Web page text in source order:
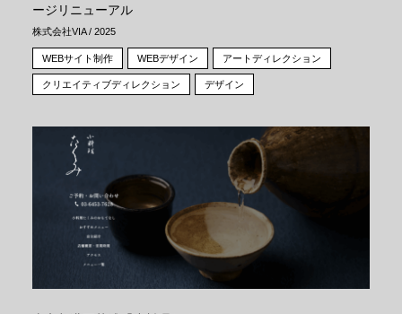
ージリニューアル
株式会社VIA / 2025
WEBサイト制作 WEBデザイン アートディレクション
クリエイティブディレクション デザイン